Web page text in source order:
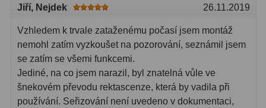
Meteostanice52
Domácí21
Pokročilé5
Profesionální9
Jiří, Nejdek 26.11.2019
Vzhledem k trvale zataženému počasí jsem montáž
nemohl zatím vyzkoušet na pozorování, seznámil jsem
se zatím se všemi funkcemi.
Jediné, na co jsem narazil, byl znatelná vůle ve
šnekovém převodu rektascenze, která by vadila při
používání. Seřizování není uvedeno v dokumentaci,